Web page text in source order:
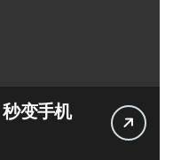
变手机